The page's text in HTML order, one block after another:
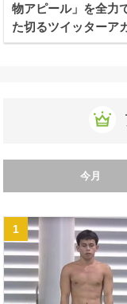
物アピール」を全力
た切るツイッターア
トが話題に！
今月